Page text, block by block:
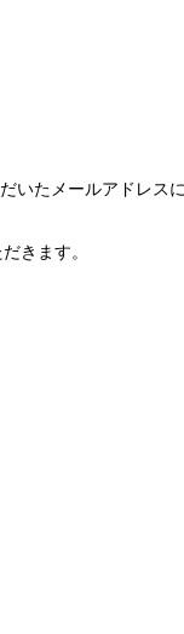
いたメールアドレス
きます。